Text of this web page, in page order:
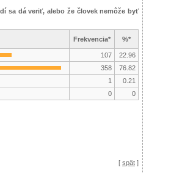
sa dá veriť, alebo že človek nemôže byť
Frekvencia* %*
107
22.96
358
76.82
1
0.21
0 0
[ spät ]